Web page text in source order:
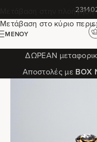
Μετάβαση στην πλοήγηση
Μετάβαση στο κύριο
✆
ΜΕΝΟΎ
ΔΩΡΕΑΝ
Αποστολές με ΒΟΧ